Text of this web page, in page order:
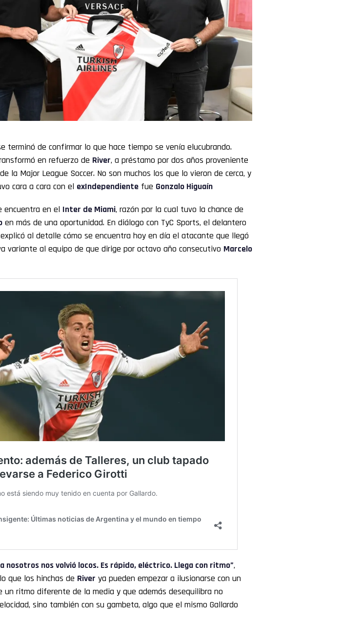
terminó de confirmar lo que hace tiempo se venía elucubrando.
en refuerzo de River, a préstamo por dos años proveniente
de la Major League Soccer. No son muchos los que lo vieron de cerca, y
cara a cara con el exIndependiente fue Gonzalo Higuaín
encuentra en el Inter de Miami, razón por la cual tuvo la chance de
en más de una oportunidad. En diálogo con TyC Sports, el delantero
al detalle cómo se encuentra hoy en día el atacante que llegó
variante al equipo de que dirige por octavo año consecutivo Marcelo
nosotros nos volvió locos. Es rápido, eléctrico. Llega con ritmo”,
que los hinchas de River ya pueden empezar a ilusionarse con un
ritmo diferente de la media y que además desequilibra no
sino también con su gambeta, algo que el mismo Gallardo